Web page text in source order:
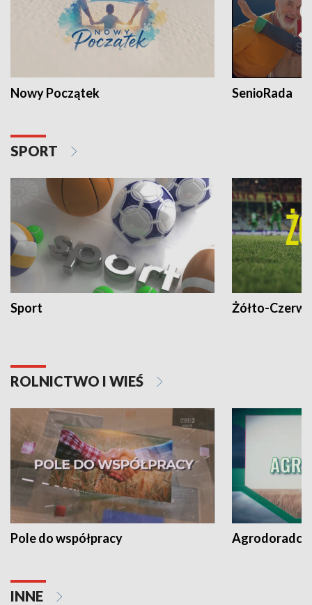
Nowy Początek SenioRada
SPORT
Sport Żółto-
ROLNICTWO I WIEŚ
Pole do współpracy Agrodoradcy
INNE